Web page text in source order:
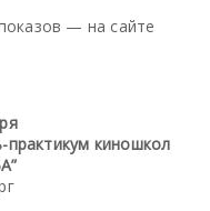
— на сайте
киношкол